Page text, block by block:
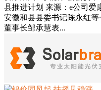
县推进计划 来源：e公司爱
安徽和县县委书记陈永红
董事长邹承慧表...